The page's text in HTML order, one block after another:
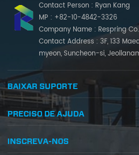
Contact Person : Ryan Kang
MP : +82-10-4842-3326
Company Name : Respring
Contact Address : 3F, 133
myeon, Suncheon-si,
BAIXAR SUPORTE
PRECISO DE AJUDA
INSCREVA-NOS